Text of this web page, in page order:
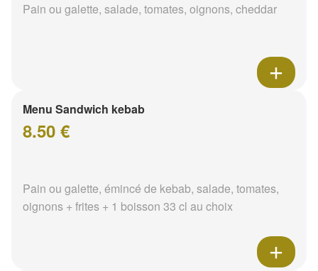
Pain ou galette, salade, tomates, oignons, cheddar
Menu Sandwich kebab
8.50 €
Pain ou galette, émincé de kebab, salade, tomates,
oignons + frites + 1 boisson 33 cl au choix